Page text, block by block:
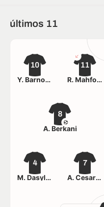
últimos 11
4
M. Dasylva
7
A. Cesarini
8
A. Berkani
10
Y. Barnoussi
11
R. Mahfoud